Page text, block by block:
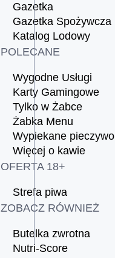
Gazetka
Gazetka Spożywcza
Katalog Lodowy
POLECANE
Wygodne Usługi
Karty Gamingowe
Tylko w Żabce
Żabka Menu
Wypiekane pieczywo
Więcej o kawie
OFERTA 18+
Strefa piwa
ZOBACZ RÓWNIEŻ
Butelka zwrotna
Nutri-Score